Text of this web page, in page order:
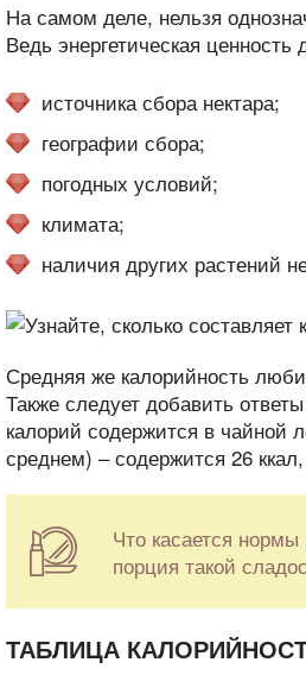
На самом деле, нельзя
Ведь энергетическая
источника сбора нектара;
географии сбора;
погодных условий;
климата;
наличия других растений
Средняя же калорийность
Также следует добавить
калорий содержится в чайной
среднем) – содержится 26
Что касается
порция такой
ТАБЛИЦА